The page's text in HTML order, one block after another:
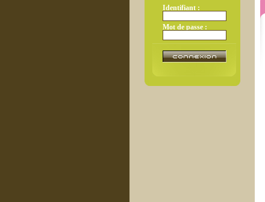
Identifiant :
Mot de passe :